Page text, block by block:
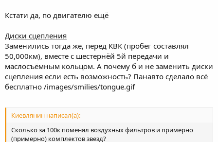
Кстати да, по двигателю ещё
Диски сцепления
Заменились тогда же, перед КВК (пробег составлял
50,000км), вместе с шестернёй 5й передачи и
маслосъёмным кольцом. А почему б и не заменить диски
сцепления если есть возможность? Панавто сделало всё
бесплатно /images/smilies/tongue.gif
Киевлянин написал(а):
Сколько за 100к поменял воздухных фильтров и примерно
(примерно) комплектов звезд?